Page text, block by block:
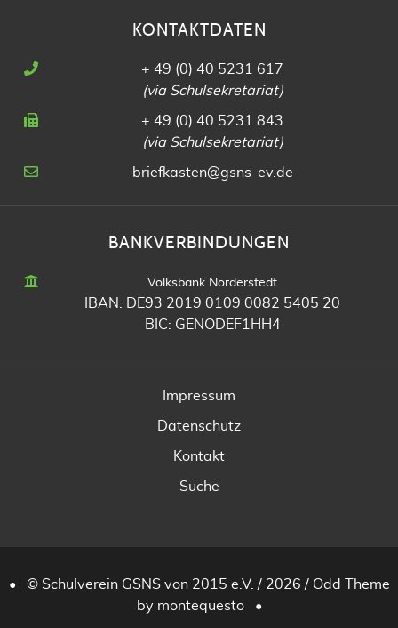
KONTAKTDATEN
+ 49 (0) 40 5231 617
(via Schulsekretariat)
+ 49 (0) 40 5231 843
(via Schulsekretariat)
briefkasten@gsns-ev.de
BANKVERBINDUNGEN
Volksbank Norderstedt
IBAN: DE93 2019 0109 0082 5405 20
BIC: GENODEF1HH4
Impressum
Datenschutz
Kontakt
Suche
• © Schulverein GSNS von 2015 e.V. / 2026 / Odd Theme
by montequesto •